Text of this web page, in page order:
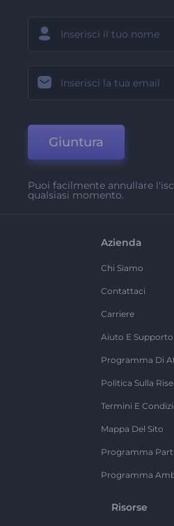
Giuntura
Puoi facilmente annullare
qualsiasi momento.
Azienda
Chi Siamo
Contattaci
Carriere
Aiuto E Supporto
Programma Di
Politica Sulla
Termini E
Mappa Del Sito
Programma
Programma
Risorse